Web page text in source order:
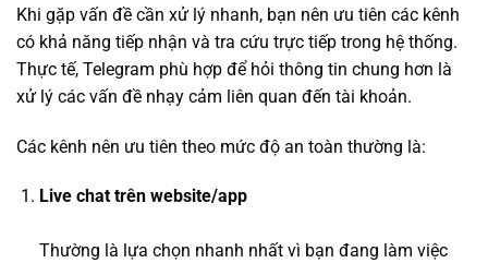
Khi gặp vấn đề cần xử lý nhanh, bạn nên ưu tiên các kênh
có khả năng tiếp nhận và tra cứu trực tiếp trong hệ thống.
Thực tế, Telegram phù hợp để hỏi thông tin chung hơn là
xử lý các vấn đề nhạy cảm liên quan đến tài khoản.
Các kênh nên ưu tiên theo mức độ an toàn thường là:
Live chat trên website/app
Thường là lựa chọn nhanh nhất vì bạn đang làm việc